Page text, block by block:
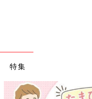
その後、すったごまを使
野菜たっぷり煮込みうど
（材料）2人分
うどん ………2玉（ゆで
特集